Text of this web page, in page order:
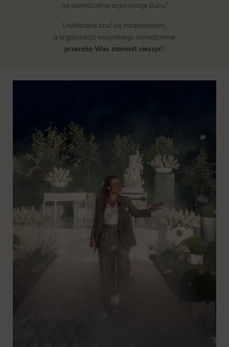
na samodzielną organizację ślubu?
Uwielbiacie czuć się zaopiekowani,
a organizacja wszystkiego samodzielnie
przeraża Was zamiast cieszyć?